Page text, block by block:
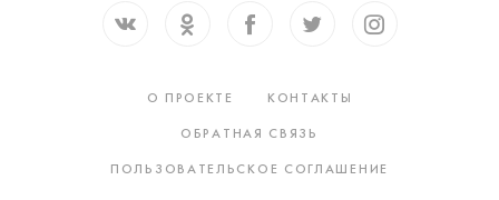
О ПРОЕКТЕ
КОНТАКТЫ
ОБРАТНАЯ СВЯЗЬ
ПОЛЬЗОВАТЕЛЬСКОЕ СОГЛАШЕНИЕ